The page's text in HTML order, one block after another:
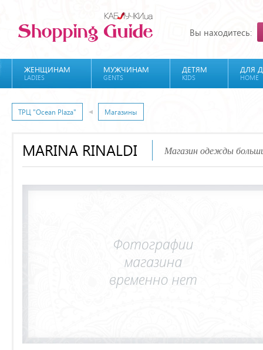
Вы находитесь:
ЖЕНЩИНАМ
LADIES
МУЖЧИНАМ
GENTS
ДЕТЯМ
KIDS
ДЛЯ
HOME
ТРЦ "Ocean Plaza" Магазины
MARINA RINALDI Магазин одежды